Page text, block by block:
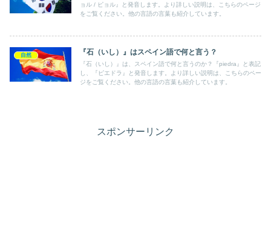
ョル / ピョル』と発音します。より詳しい説明は、こちらのページ
をご覧ください。他の言語の言葉も紹介しています。
自然 『石（いし）』はスペイン語で何と言う？
『石（いし）』は、スペイン語で何と言うのか？『piedra』と表記
し、『ピエドラ』と発音します。より詳しい説明は、こちらのペー
ジをご覧ください。他の言語の言葉も紹介しています。
スポンサーリンク